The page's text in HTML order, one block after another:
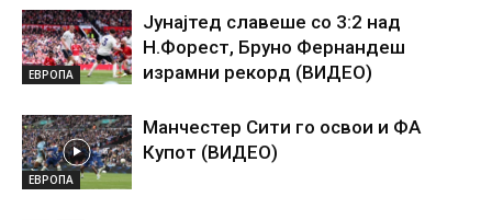
ЕВРОПА
Јунајтед славеше со 3:2 над
Н.Форест, Бруно Фернандеш
израмни рекорд (ВИДЕО)
ЕВРОПА
Манчестер Сити го освои и ФА
Купот (ВИДЕО)